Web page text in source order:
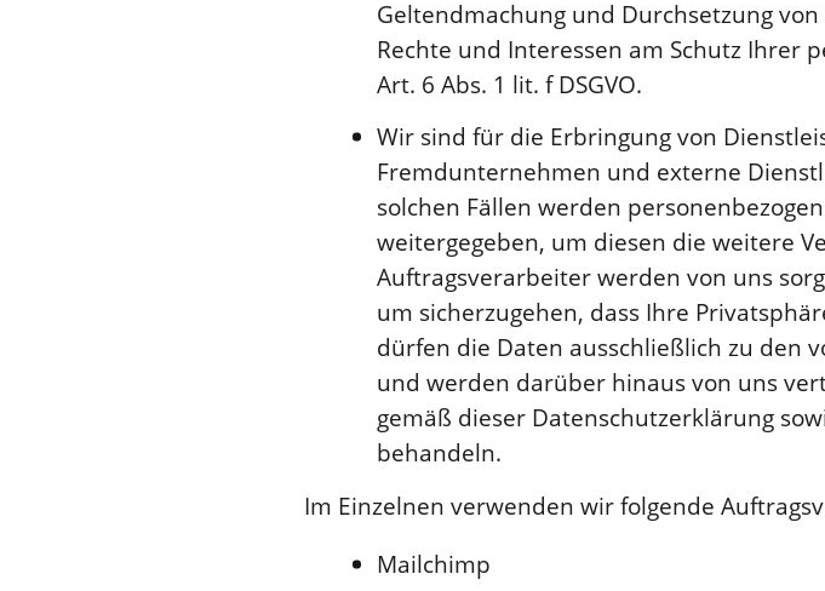
Geltendmachung und Durchsetzung
Rechte und Interessen am Schutz Ihrer
Art. 6 Abs. 1 lit. f DSGVO.
Wir sind für die Erbringung von
Fremdunternehmen und externe
solchen Fällen werden
weitergegeben, um diesen die weitere
Auftragsverarbeiter werden von uns
um sicherzugehen, dass Ihre
dürfen die Daten ausschließlich zu den
und werden darüber hinaus von uns
gemäß dieser Datenschutzerklärung
behandeln.
Im Einzelnen verwenden wir folgende
Mailchimp